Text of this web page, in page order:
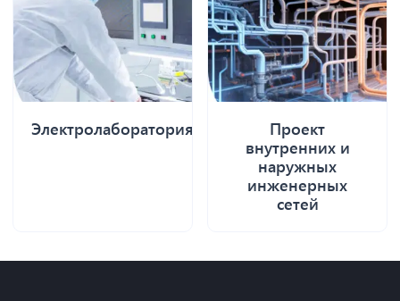
Электролаборатория
Проект
внутренних и
наружных
инженерных
сетей